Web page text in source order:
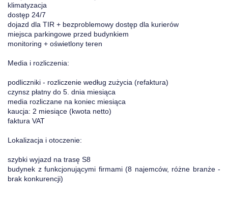
klimatyzacja
dostęp 24/7
dojazd dla TIR + bezproblemowy dostęp dla kurierów
miejsca parkingowe przed budynkiem
monitoring + oświetlony teren
Media i rozliczenia:
podliczniki - rozliczenie według zużycia (refaktura)
czynsz płatny do 5. dnia miesiąca
media rozliczane na koniec miesiąca
kaucja: 2 miesiące (kwota netto)
faktura VAT
Lokalizacja i otoczenie:
szybki wyjazd na trasę S8
budynek z funkcjonującymi firmami (8 najemców, różne branże -
brak konkurencji)